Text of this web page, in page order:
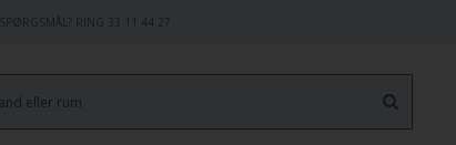
SPØRGSMÅL? RING 33 11 44 27